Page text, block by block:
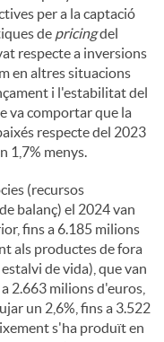
per a la captació
de pricingdel
respecte a inversions
en altres situacions
i l'estabilitat del
va comportar que la
respecte del 2023
1,7% menys.
(recursos
balanç) el 2024 van
fins a 6.185 milions
als productes de fora
de vida), que van
2.663 milions d'euros,
un 2,6%, fins a 3.522
s'ha produït en